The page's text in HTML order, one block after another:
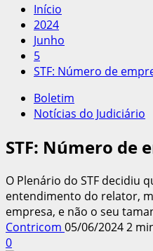
Início
2024
Junho
5
STF: Número de
Boletim
Notícias do Judiciário
STF: Número de
O Plenário do STF decidiu
entendimento do relator,
empresa, e não o seu
Contricom 05/06/20242
0